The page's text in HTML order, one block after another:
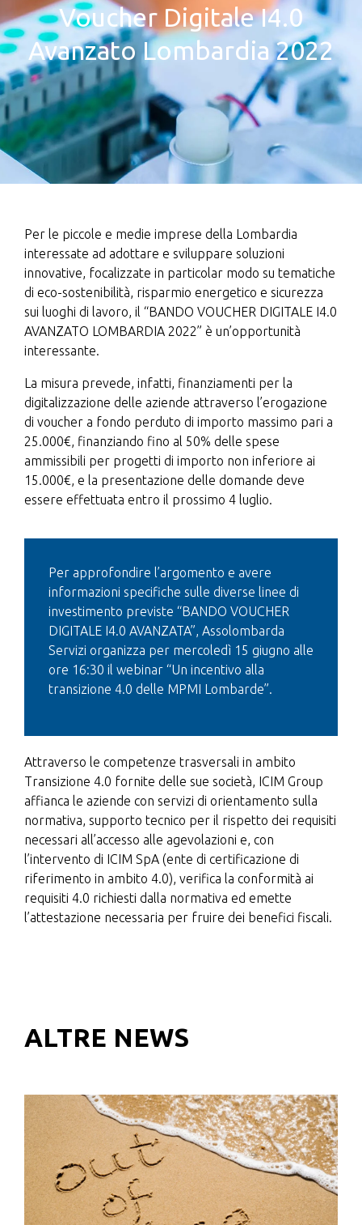
Voucher Digitale I4.0
Avanzato Lombardia 2022
Per le piccole e medie imprese della Lombardia
interessate ad adottare e sviluppare soluzioni
innovative, focalizzate in particolar modo su tematiche
di eco-sostenibilità, risparmio energetico e sicurezza
sui luoghi di lavoro, il “BANDO VOUCHER DIGITALE I4.0
AVANZATO LOMBARDIA 2022” è un’opportunità
interessante.
La misura prevede, infatti, finanziamenti per la
digitalizzazione delle aziende attraverso l’erogazione
di voucher a fondo perduto di importo massimo pari a
25.000€, finanziando fino al 50% delle spese
ammissibili per progetti di importo non inferiore ai
15.000€, e la presentazione delle domande deve
essere effettuata entro il prossimo 4 luglio.
Per approfondire l’argomento e avere
informazioni specifiche sulle diverse linee di
investimento previste “BANDO VOUCHER
DIGITALE I4.0 AVANZATA”, Assolombarda
Servizi organizza per mercoledì 15 giugno alle
ore 16:30 il webinar “Un incentivo alla
transizione 4.0 delle MPMI Lombarde”.
Attraverso le competenze trasversali in ambito
Transizione 4.0 fornite delle sue società, ICIM Group
affianca le aziende con servizi di orientamento sulla
normativa, supporto tecnico per il rispetto dei requisiti
necessari all’accesso alle agevolazioni e, con
l’intervento di ICIM SpA (ente di certificazione di
riferimento in ambito 4.0), verifica la conformità ai
requisiti 4.0 richiesti dalla normativa ed emette
l’attestazione necessaria per fruire dei benefici fiscali.
ALTRE NEWS